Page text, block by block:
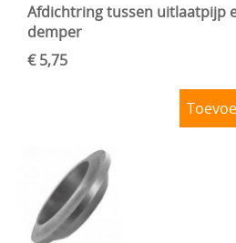
Afdichtring tussen uitlaatpijp
demper
€ 5,75